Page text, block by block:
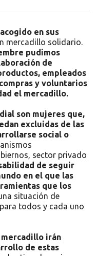
en sus
mercadillo solidario.
pudimos
de
empleados
y voluntarios
el mercadillo.
son mujeres que,
excluidas de las
social o
sector privado
de seguir
en el que las
que los
situación de
todos y cada uno
mercadillo irán
de estas